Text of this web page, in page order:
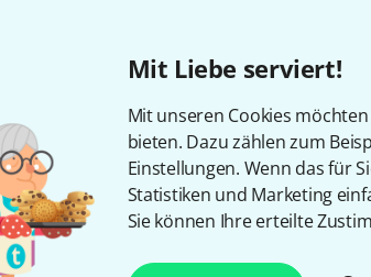
Mit Liebe serviert!
Mit unseren Cookies
bieten. Dazu zählen zum
Einstellungen. Wenn das für
Statistiken und Marketing
Sie können Ihre erteilte
Millenium DI-33